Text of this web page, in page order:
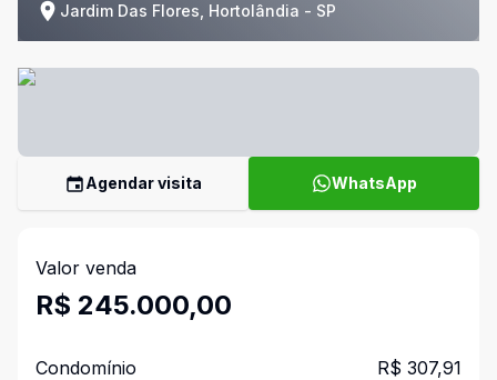
Jardim Das Flores, Hortolândia - SP
Agendar visita WhatsApp
Valor venda
R$ 245.000,00
Condomínio R$ 307,91